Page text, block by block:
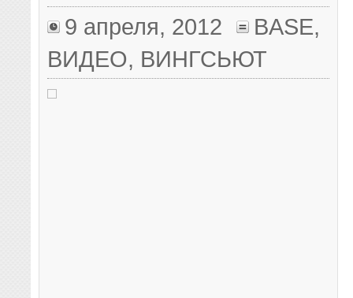
9 апреля, 2012 BASE,
ВИДЕО, ВИНГСЬЮТ